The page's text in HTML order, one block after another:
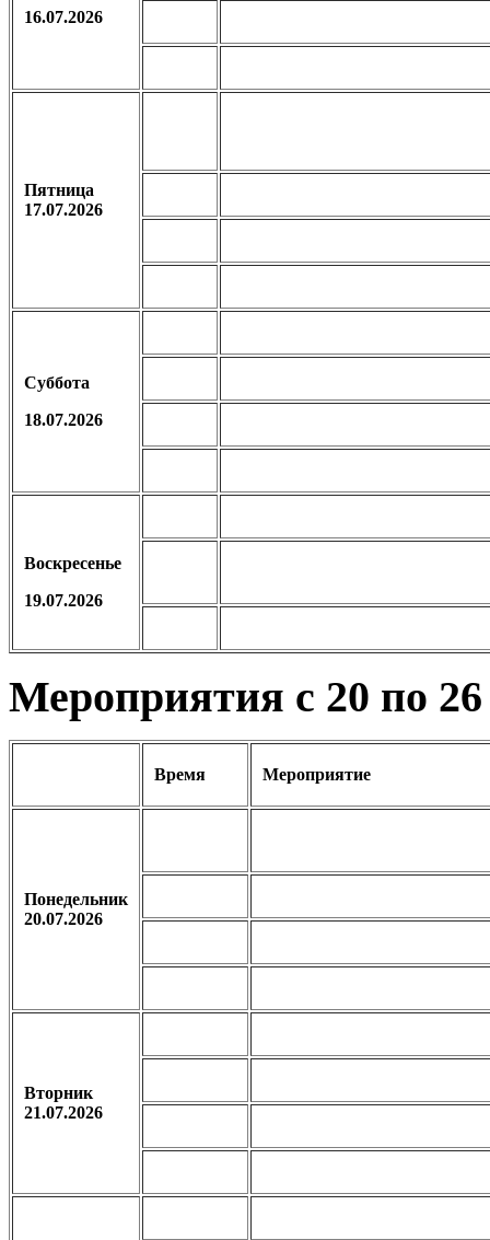
16.07.2026
Пятница
17.07.2026
Суббота
18.07.2026
Воскресенье
19.07.2026
Мероприятия с 20 по
Время Мероприятие
Понедельник
20.07.2026
Вторник
21.07.2026